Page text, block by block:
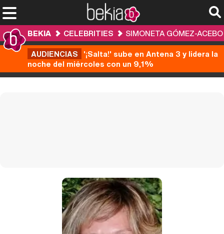
BEKIA CELEBRITIES
SIMONETA GÓMEZ-ACEBO
AUDIENCIAS '¡Salta!' sube en Antena 3 y lidera la
noche del miércoles con un 9,1%